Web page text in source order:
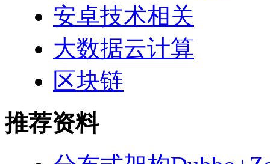
安卓技术相关
大数据云计算
区块链
推荐资料